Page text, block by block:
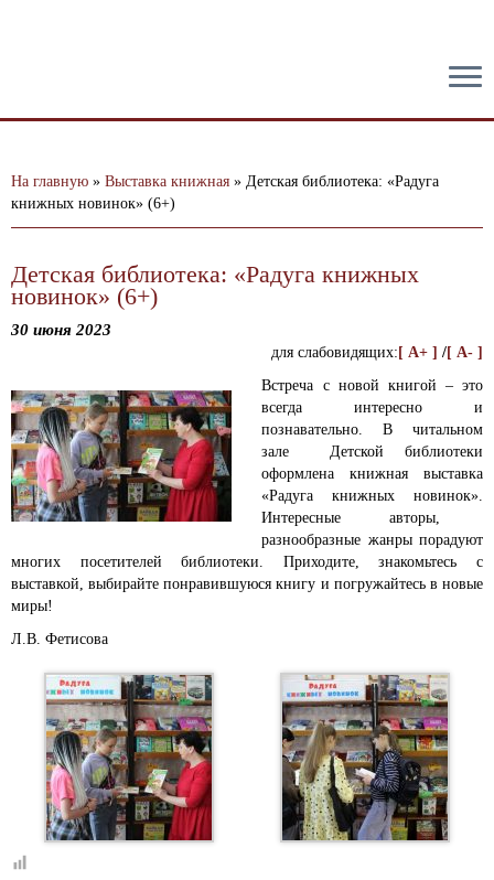
На главную » Выставка книжная » Детская библиотека: «Радуга
книжных новинок» (6+)
Детская библиотека: «Радуга книжных
новинок» (6+)
30 июня 2023
для слабовидящих: [ A+ ] /[ A- ]
Встреча с новой книгой – это
всегда интересно и
познавательно. В читальном
зале Детской библиотеки
оформлена книжная выставка
«Радуга книжных новинок».
Интересные авторы,
разнообразные жанры порадуют
многих посетителей библиотеки. Приходите, знакомьтесь с
выставкой, выбирайте понравившуюся книгу и погружайтесь в новые
миры!
Л.В. Фетисова